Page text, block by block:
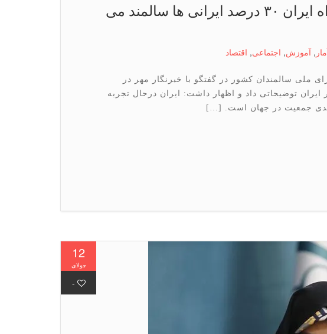
سونامی سالمندی در راه ایران ۳۰ درصد ایرانی ها سالمند می
,آموزش, اجتماعی, اقتصاد
ملی سالمندان کشور در گفتگو با خبرنگار مهر در
ایران توضیحاتی داد و اظهار داشت: ایران درحال تجربه
جمعیت در جهان است. […]
12
جولای
-